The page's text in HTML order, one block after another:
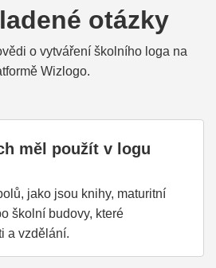
otázky
o vytváření školního loga na
Wizlogo.
měl použít v logu
jako jsou knihy, maturitní
školní budovy, které
a vzdělání.